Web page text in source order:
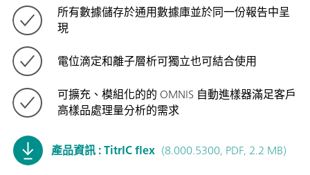
所有數據儲存於通用數據庫並於同一份報告中呈
現
電位滴定和離子層析可獨立也可結合使用
可擴充、模組化的的 OMNIS 自動進樣器滿足客戶
高樣品處理量分析的需求
產品資訊 : TitrIC flex (8.000.5300, PDF, 2.2 MB)